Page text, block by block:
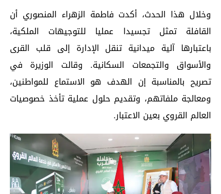
وخلال هذا الحدث، أكدت فاطمة الزهراء المنصوري أن
القافلة تمثل تجسيدا عمليا للتوجيهات الملكية،
باعتبارها آلية ميدانية تنقل الإدارة إلى قلب القرى
والأسواق والتجمعات السكانية. وقالت الوزيرة في
تصريح بالمناسبة إن الهدف هو الاستماع للمواطنين،
ومعالجة ملفاتهم، وتقديم حلول عملية تأخذ خصوصيات
العالم القروي بعين الاعتبار.